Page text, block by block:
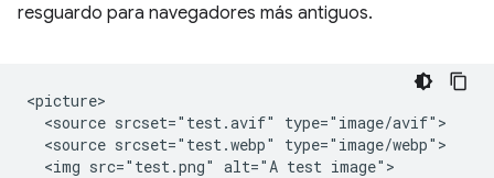
resguardo para navegadores más antiguos.
<picture>
  <source srcset="test.avif" type="image/avif">
  <source srcset="test.webp" type="image/webp">
  <img src="test.png" alt="A test image">